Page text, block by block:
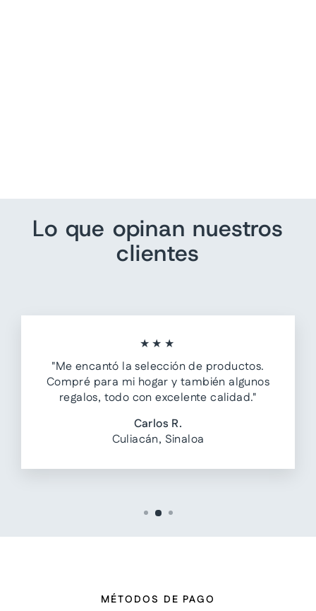
Lo que opinan nuestros
clientes
★★★
"Me encantó la selección de productos.
Compré para mi hogar y también algunos
regalos, todo con excelente calidad."
Carlos R.
Culiacán, Sinaloa
MÉTODOS DE PAGO